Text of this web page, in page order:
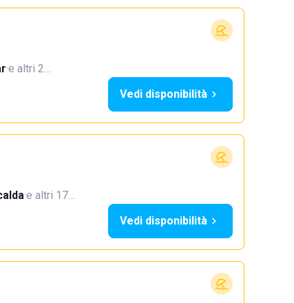
·e altri 2…
Vedi disponibilità
·e altri 17…
Vedi disponibilità